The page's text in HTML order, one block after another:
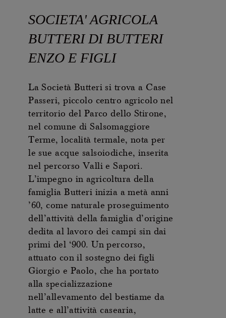
SOCIETA' AGRICOLA
BUTTERI DI BUTTERI
ENZO E FIGLI
La Società Butteri si trova a Case
Passeri, piccolo centro agricolo nel
territorio del Parco dello Stirone,
nel comune di Salsomaggiore
Terme, località termale, nota per
le sue acque salsoiodiche, inserita
nel percorso Valli e Sapori.
L’impegno in agricoltura della
famiglia Butteri inizia a metà anni
’60, come naturale proseguimento
dell’attività della famiglia d’origine
dedita al lavoro dei campi sin dai
primi del ‘900. Un percorso,
attuato con il sostegno dei figli
Giorgio e Paolo, che ha portato
alla specializzazione
nell’allevamento del bestiame da
latte e all’attività casearia,